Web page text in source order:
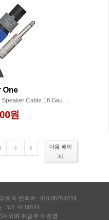
One
Gear One speakON to 1/4 Speaker Cable 16 Gauge 25 ft.
원
4 5
다음 페이
지
자 연락처 : 010-6679-0718
571-44-00544
5191 예금주 이호영